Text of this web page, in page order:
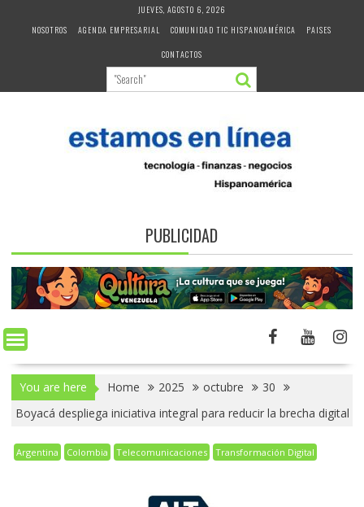
JUEVES, AGOSTO 6, 2026
NOSOTROS
AGENDA EMPRESARIAL COMUNIDAD TIC HISPANOAMÉRICA
PAISES
CONTACTOS
PUBLICIDAD
You are here Home 2025 octubre
30
Boyacá despliega iniciativa integral para reducir la brecha digital
Argentina Colombia Telecomunicaciones Transformación Digital